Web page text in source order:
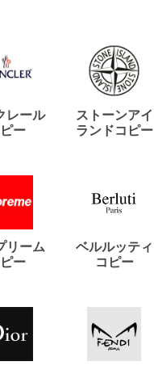
レール
ー
ストーンアイ
ランドコピー
リーム
ー
ベルルッティ
コピー